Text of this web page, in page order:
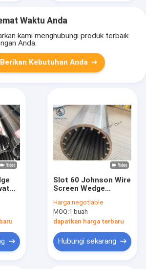
Waktu Anda
kami menghubungi produk terbaik
Anda.
Berikan Kebutuhan Anda
Slot 60 Johnson Wire
Screen Wedge
Element Untuk
Pemutaran
Harga:negotiable
MOQ:1 buah
dapatkan harga terbaru
Hubungi sekarang